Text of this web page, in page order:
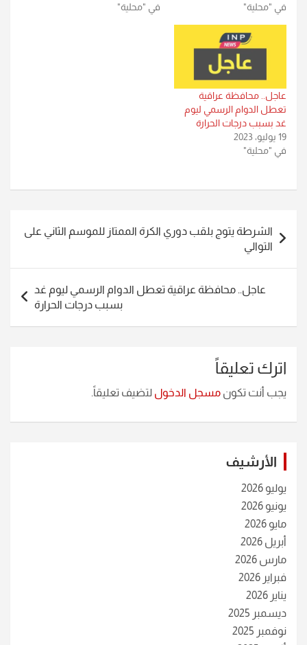
في "محلية"
في "محلية"
عاجل.. محافظة عراقية
تعطل الدوام الرسمي ليوم
غد بسبب درجات الحرارة
19 يوليو، 2023
في "محلية"
المقالات
الشرطة يتوج بلقب دوري الكرة الممتاز للموسم الثاني على
التوالي
عاجل.. محافظة عراقية تعطل الدوام الرسمي ليوم غد
بسبب درجات الحرارة
اترك تعليقاً
يجب أنت تكون مسجل الدخول لتضيف تعليقاً.
الأرشيف
يوليو 2026
يونيو 2026
مايو 2026
أبريل 2026
مارس 2026
فبراير 2026
يناير 2026
ديسمبر 2025
نوفمبر 2025